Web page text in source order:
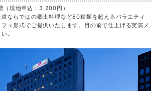
（現地申込：3,200円）
ならではの郷土料理など80種類を超えるバラエティ
ェ形式でご提供いたします。目の前で仕上げる実演メ
。